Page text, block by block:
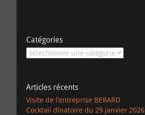
Catégories
Catégories
Articles récents
Visite de l’entreprise BERARD
Cocktail dînatoire du 29 janvier 2026